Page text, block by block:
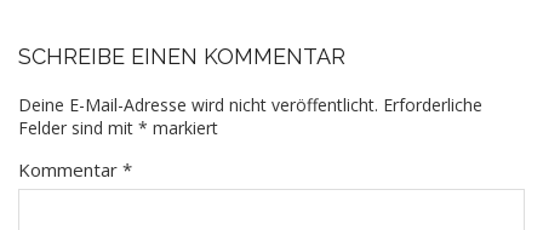
SCHREIBE EINEN KOMMENTAR
Deine E-Mail-Adresse wird nicht veröffentlicht. Erforderliche
Felder sind mit * markiert
Kommentar *